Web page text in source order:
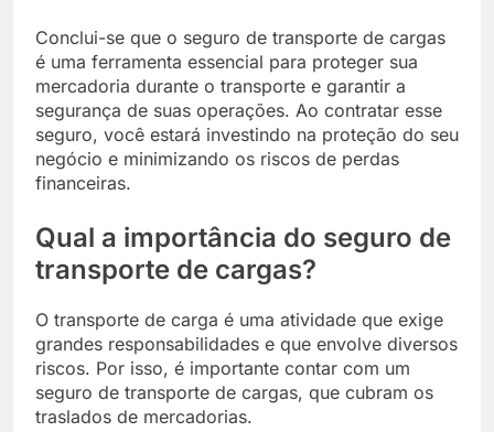
Conclui-se que o seguro de transporte de cargas
é uma ferramenta essencial para proteger sua
mercadoria durante o transporte e garantir a
segurança de suas operações. Ao contratar esse
seguro, você estará investindo na proteção do seu
negócio e minimizando os riscos de perdas
financeiras.
Qual a importância do seguro de
transporte de cargas?
O transporte de carga é uma atividade que exige
grandes responsabilidades e que envolve diversos
riscos. Por isso, é importante contar com um
seguro de transporte de cargas, que cubram os
traslados de mercadorias.